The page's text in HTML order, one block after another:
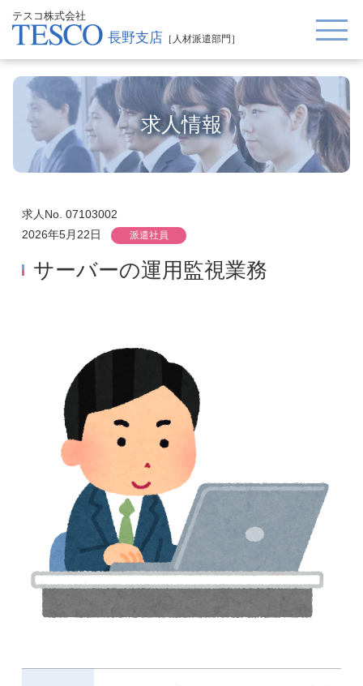
テスコ株式会社
長野支店 ［人材派遣部門］
求人情報
求人No. 07103002
2026年5月22日
派遣社員
サーバーの運用監視業務